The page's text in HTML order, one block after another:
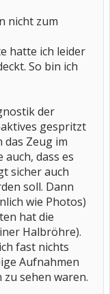
nicht zum
hatte ich leider
So bin ich
der
gespritzt
das Zeug im
dass es
sicher auch
soll. Dann
wie Photos)
hat die
Halbröhre).
fast nichts
Aufnahmen
sehen waren.